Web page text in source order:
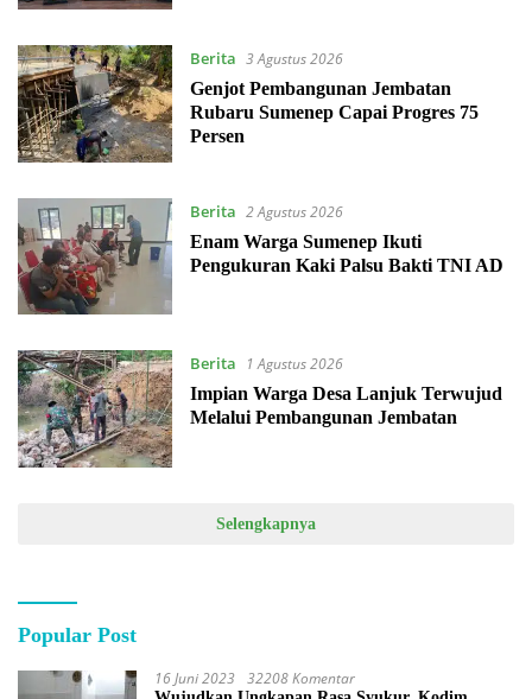
Berita 3 Agustus 2026
Genjot Pembangunan Jembatan
Rubaru Sumenep Capai Progres 75
Persen
Berita 2 Agustus 2026
Enam Warga Sumenep Ikuti
Pengukuran Kaki Palsu Bakti TNI AD
Berita
1 Agustus 2026
Impian Warga Desa Lanjuk Terwujud
Melalui Pembangunan Jembatan
Selengkapnya
Popular Post
16 Juni 2023 32208 Komentar